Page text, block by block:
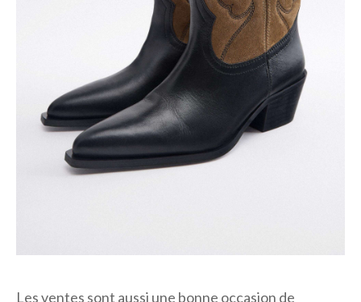
Les ventes sont aussi une bonne occasion de